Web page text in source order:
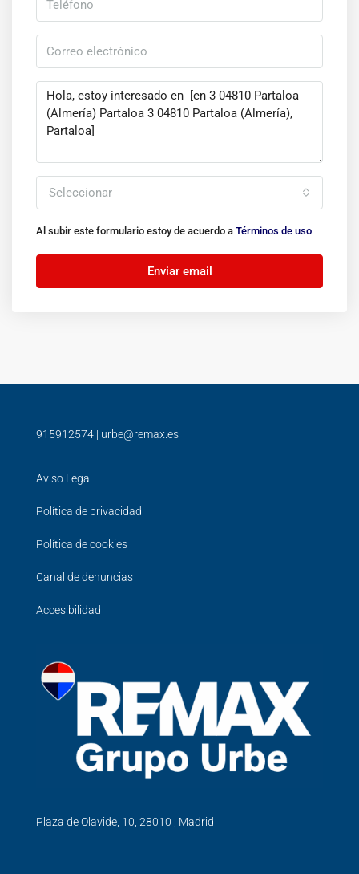
Seleccionar
Al subir este formulario estoy de acuerdo a Términos de uso
Enviar email
915912574 | urbe@remax.es
Aviso Legal
Política de privacidad
Política de cookies
Canal de denuncias
Accesibilidad
Plaza de Olavide, 10, 28010 , Madrid